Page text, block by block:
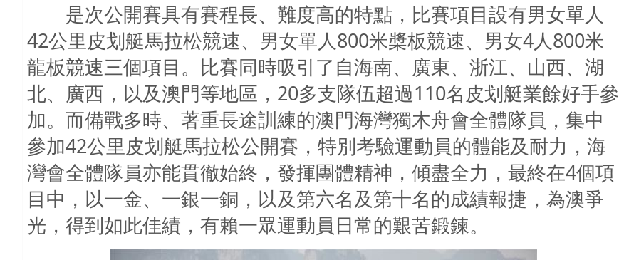
是次公開賽具有賽程長、難度高的特點，比賽項目設有男女單人
42公里皮划艇馬拉松競速、男女單人800米槳板競速、男女4人800米
龍板競速三個項目。比賽同時吸引了自海南、廣東、浙江、山西、湖
北、廣西，以及澳門等地區，20多支隊伍超過110名皮划艇業餘好手參
加。而備戰多時、著重長途訓練的澳門海灣獨木舟會全體隊員，集中
參加42公里皮划艇馬拉松公開賽，特別考驗運動員的體能及耐力，海
灣會全體隊員亦能貫徹始終，發揮團體精神，傾盡全力，最終在4個項
目中，以一金、一銀一銅，以及第六名及第十名的成績報捷，為澳爭
光，得到如此佳績，有賴一眾運動員日常的艱苦鍛鍊。